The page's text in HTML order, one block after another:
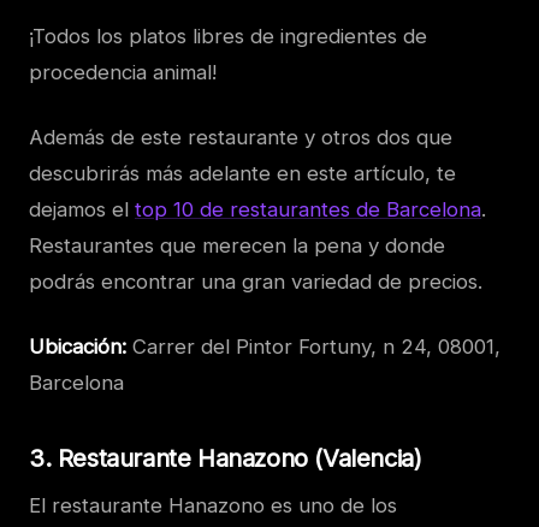
¡Todos los platos libres de ingredientes de
procedencia animal!
Además de este restaurante y otros dos que
descubrirás más adelante en este artículo, te
dejamos el top 10 de restaurantes de Barcelona.
Restaurantes que merecen la pena y donde
podrás encontrar una gran variedad de precios.
Ubicación: Carrer del Pintor Fortuny, n 24, 08001,
Barcelona
3. Restaurante Hanazono (Valencia)
El restaurante Hanazono es uno de los